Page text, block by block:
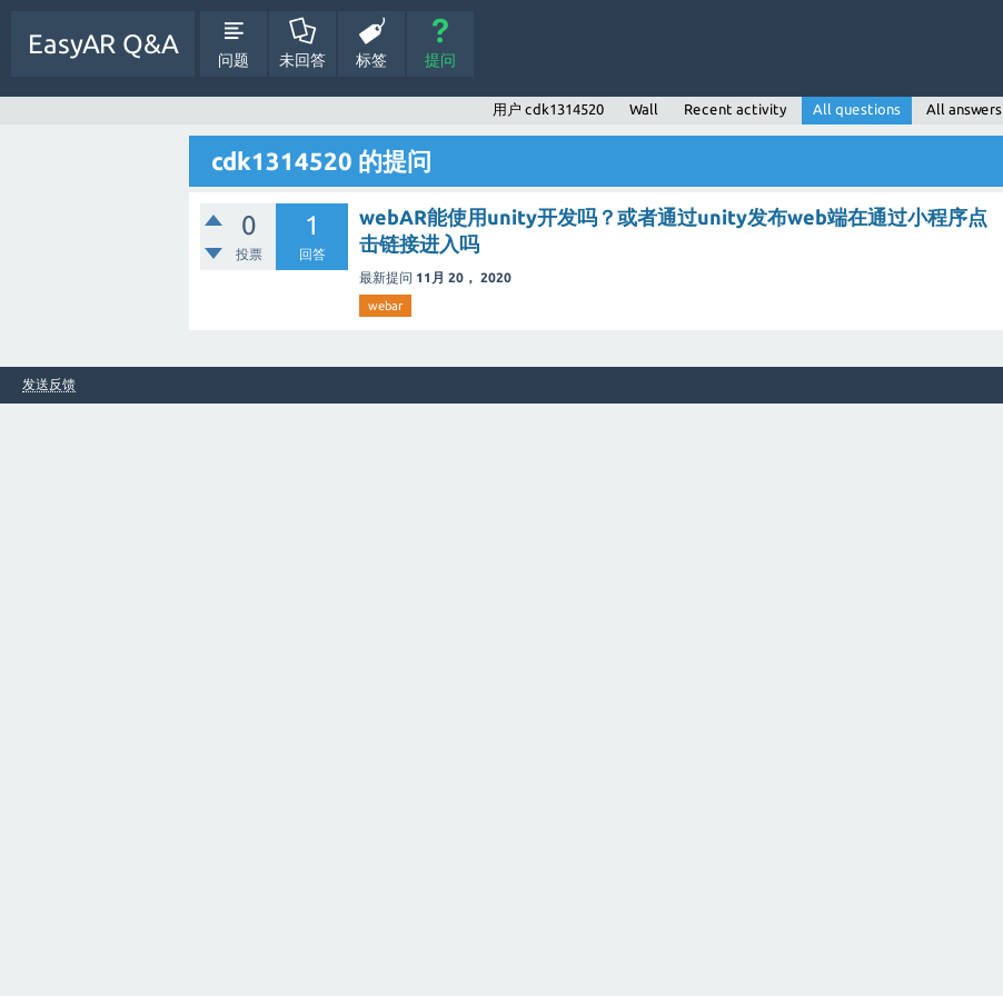
EasyAR Q&A
问题 未回答 标签 提问
用户 cdk1314520 Wall Recent activity All questions All answers
cdk1314520 的提问
0
投票
1
回答
webAR能使用unity开发吗？或者通过unity发布web端在通过小程序点
击链接进入吗
最新提问 11月 20， 2020
webar
发送反馈